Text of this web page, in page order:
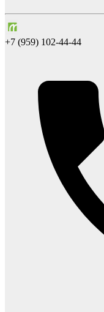
+7 (959) 102-44-44